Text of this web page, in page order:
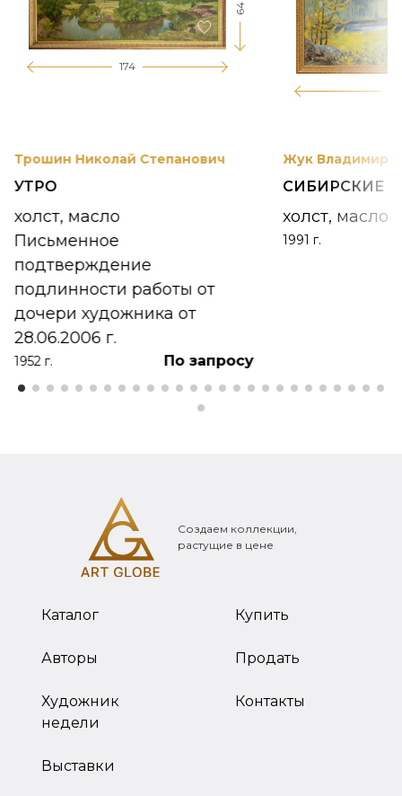
174
64
Трошин Николай Степанович
УТРО
холст, масло
Письменное
подтверждение
подлинности работы от
дочери художника от
28.06.2006 г.
1952 г. По запросу
Жук Владимир
СИБИРСКИЕ
холст, масло
1991 г.
Создаем коллекции,
растущие в цене
Каталог
Авторы
Художник
недели
Выставки
Купить
Продать
Контакты